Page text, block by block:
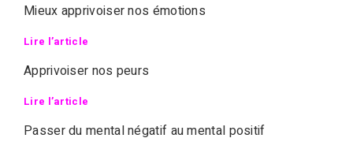
Mieux apprivoiser nos émotions
Lire l’article
Apprivoiser nos peurs
Lire l’article
Passer du mental négatif au mental positif